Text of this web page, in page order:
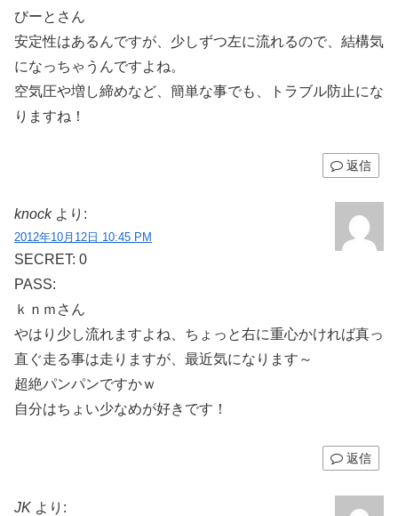
びーとさん
安定性はあるんですが、少しずつ左に流れるので、結構気
になっちゃうんですよね。
空気圧や増し締めなど、簡単な事でも、トラブル防止にな
りますね！
返信
knock より:
2012年10月12日 10:45 PM
SECRET: 0
PASS:
ｋｎｍさん
やはり少し流れますよね、ちょっと右に重心かければ真っ
直ぐ走る事は走りますが、最近気になります～
超絶パンパンですかｗ
自分はちょい少なめが好きです！
返信
JK より: